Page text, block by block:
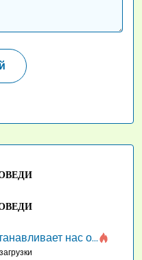
1554 – Что или кто останавливает нас от созидания строения Божия